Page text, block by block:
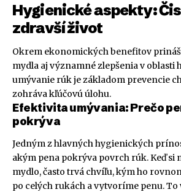
Hygienické aspekty:
zdravší život
Okrem ekonomických benefitov
mydla aj významné zlepšenia v oblasti
umývanie rúk je základom prevencie
zohráva kľúčovú úlohu.
Efektivita umývania: Prečo
pokrýva
Jedným z hlavných hygienických
akým pena pokrýva povrch rúk. Keď si
mydlo, často trvá chvíľu, kým ho
po celých rukách a vytvoríme penu. To